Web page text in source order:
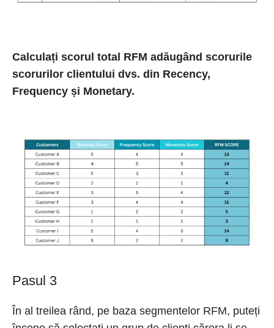
Calculați scorul total RFM adăugând scorurile
scorurilor clientului dvs. din Recency,
Frequency și Monetary.
Pasul 3
În al treilea rând, pe baza segmentelor RFM, puteți